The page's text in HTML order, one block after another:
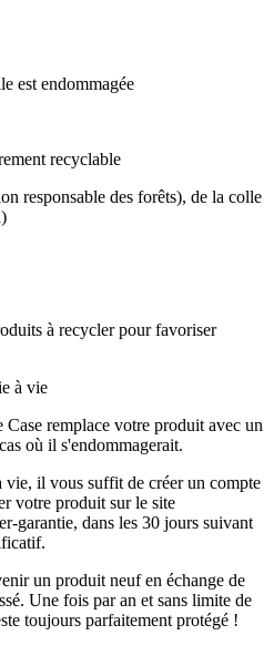
est endommagée
recyclable
responsable des forêts), de la colle
à recycler pour favoriser
à vie
remplace votre produit avec un
où il s'endommagerait.
vie, il vous suffit de créer un compte
votre produit sur le site
garantie, dans les 30 jours suivant
un produit neuf en échange de
Une fois par an et sans limite de
toujours parfaitement protégé !